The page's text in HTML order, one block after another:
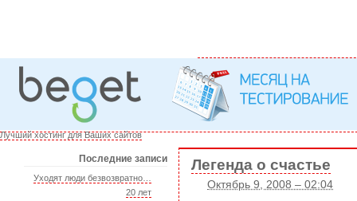
Лучший хостинг для Ваших сайтов
Последние записи
Уходят люди безвозвратно…
20 лет
Легенда о счастье
Октябрь 9, 2008 – 02:04